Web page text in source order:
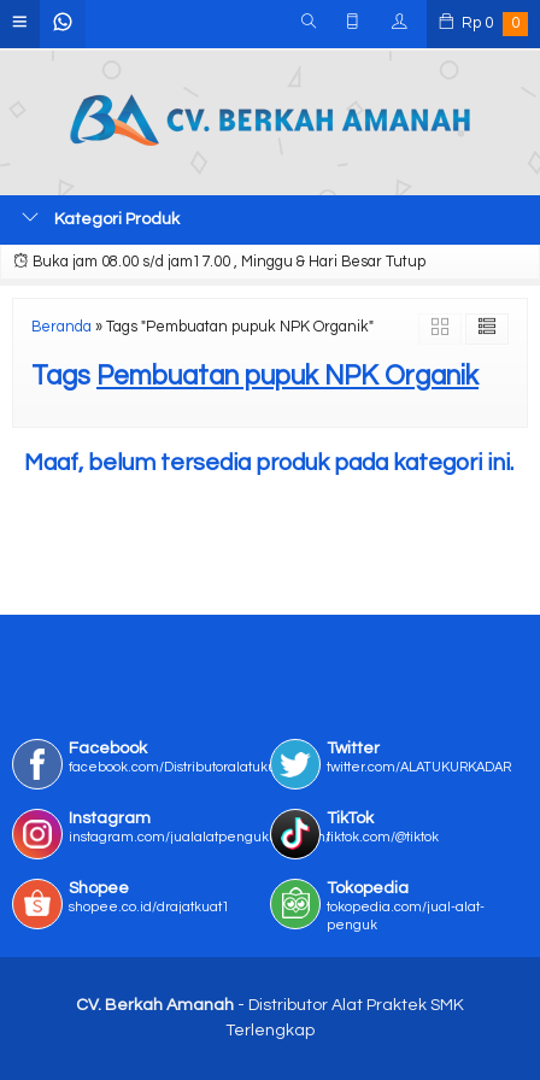
Rp 0 0
Kategori Produk
Buka jam 08.00 s/d jam17.00 , Minggu & Hari Besar Tutup
Beranda » Tags "Pembuatan pupuk NPK Organik"
Tags Pembuatan pupuk NPK Organik
Maaf, belum tersedia produk pada kategori ini.
Facebook
facebook.com/Distributoralatukur
Twitter
twitter.com/ALATUKURKADAR
Instagram
instagram.com/jualalatpengukurmurah/
TikTok
tiktok.com/@tiktok
Shopee
shopee.co.id/drajatkuat1
Tokopedia
tokopedia.com/jual-alat-
penguk
CV. Berkah Amanah - Distributor Alat Praktek SMK
Terlengkap